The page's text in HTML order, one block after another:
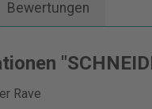
Bewertungen
Rave